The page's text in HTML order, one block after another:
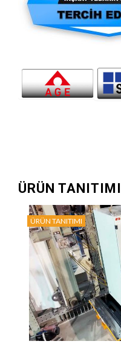
ÜRÜN TANITIMI
ÜRÜN TANITIMI